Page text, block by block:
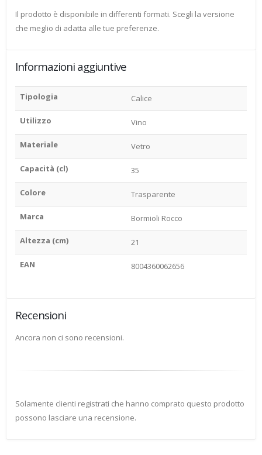
Il prodotto è disponibile in differenti formati. Scegli la versione
che meglio di adatta alle tue preferenze.
Informazioni aggiuntive
Tipologia Calice
Utilizzo Vino
Materiale Vetro
Capacità (cl) 35
Colore Trasparente
Marca Bormioli Rocco
Altezza (cm) 21
EAN 8004360062656
Recensioni
Ancora non ci sono recensioni.
Solamente clienti registrati che hanno comprato questo prodotto
possono lasciare una recensione.